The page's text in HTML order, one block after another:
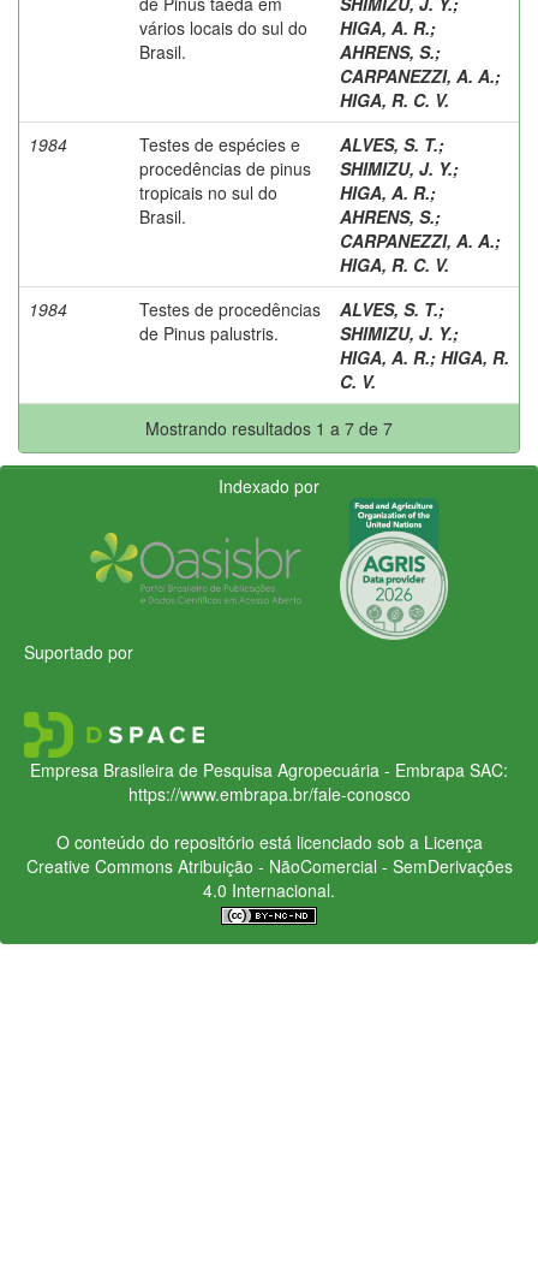
vários locais do sul do
Brasil.
HIGA, A. R.;
AHRENS, S.;
CARPANEZZI, A. A.;
HIGA, R. C. V.
1984
Testes de espécies e
procedências de pinus
tropicais no sul do
Brasil.
ALVES, S. T.;
SHIMIZU, J. Y.;
HIGA, A. R.;
AHRENS, S.;
CARPANEZZI, A. A.;
HIGA, R. C. V.
1984
Testes de procedências
de Pinus palustris.
ALVES, S. T.;
SHIMIZU, J. Y.;
HIGA, A. R.; HIGA, R.
C. V.
Mostrando resultados 1 a 7 de 7
Indexado por
Suportado por
Empresa Brasileira de Pesquisa Agropecuária - Embrapa SAC:
https://www.embrapa.br/fale-conosco
O conteúdo do repositório está licenciado sob a Licença
Creative CommonsAtribuição - NãoComercial - SemDerivações
4.0 Internacional.